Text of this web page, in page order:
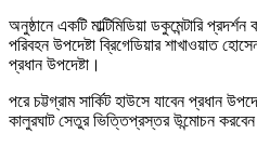
অনুষ্ঠানে একটি মাল্টিমিডিয়া ডকুমেন্টারি
পরিবহন উপদেষ্টা ব্রিগেডিয়ার শাখাওয়াত
প্রধান উপদেষ্টা।
পরে চট্টগ্রাম সার্কিট হাউসে যাবেন প্রধান
কালুরঘাট সেতুর ভিত্তিপ্রস্তর উন্মোচন